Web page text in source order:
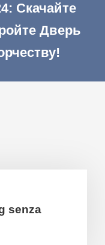
Скачайте
Дверь
senza